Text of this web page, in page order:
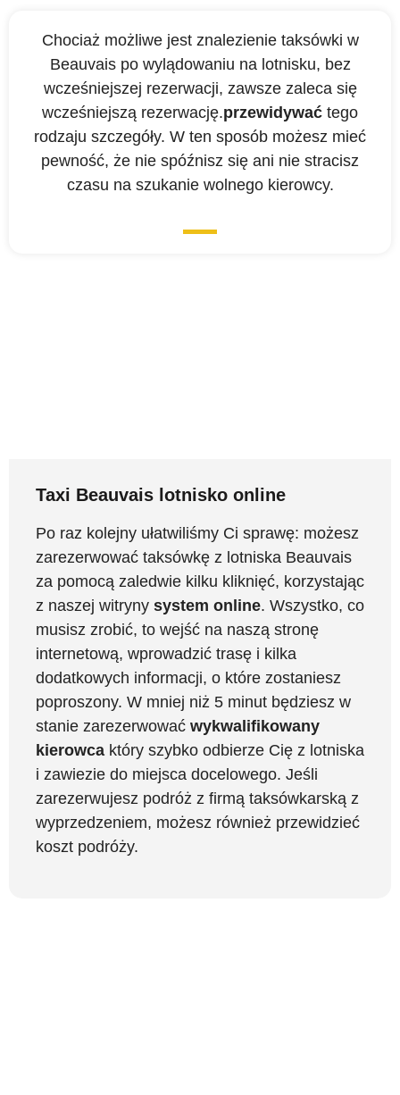
Chociaż możliwe jest znalezienie taksówki w
Beauvais po wylądowaniu na lotnisku, bez
wcześniejszej rezerwacji, zawsze zaleca się
wcześniejszą rezerwację.przewidywać tego
rodzaju szczegóły. W ten sposób możesz mieć
pewność, że nie spóźnisz się ani nie stracisz
czasu na szukanie wolnego kierowcy.
Taxi Beauvais lotnisko online
Po raz kolejny ułatwiliśmy Ci sprawę: możesz
zarezerwować taksówkę z lotniska Beauvais
za pomocą zaledwie kilku kliknięć, korzystając
z naszej witryny system online. Wszystko, co
musisz zrobić, to wejść na naszą stronę
internetową, wprowadzić trasę i kilka
dodatkowych informacji, o które zostaniesz
poproszony. W mniej niż 5 minut będziesz w
stanie zarezerwować wykwalifikowany
kierowca który szybko odbierze Cię z lotniska
i zawiezie do miejsca docelowego. Jeśli
zarezerwujesz podróż z firmą taksówkarską z
wyprzedzeniem, możesz również przewidzieć
koszt podróży.